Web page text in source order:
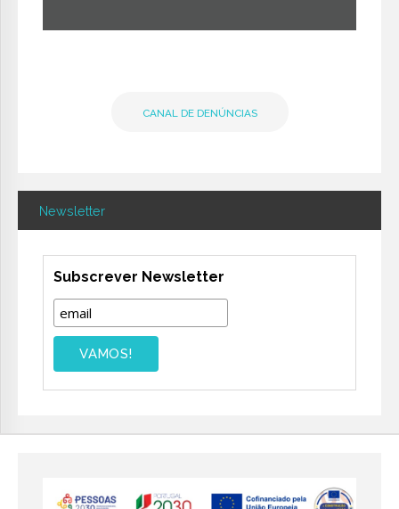
CANAL DE DENÚNCIAS
Newsletter
Subscrever Newsletter